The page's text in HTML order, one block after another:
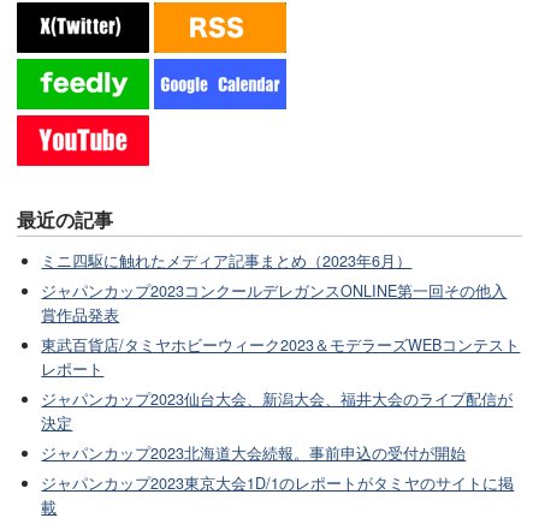
最近の記事
ミニ四駆に触れたメディア記事まとめ（2023年6月）
ジャパンカップ2023コンクールデレガンスONLINE第一回その他入
賞作品発表
東武百貨店/タミヤホビーウィーク2023＆モデラーズWEBコンテスト
レポート
ジャパンカップ2023仙台大会、新潟大会、福井大会のライブ配信が
決定
ジャパンカップ2023北海道大会続報。事前申込の受付が開始
ジャパンカップ2023東京大会1D/1のレポートがタミヤのサイトに掲
載